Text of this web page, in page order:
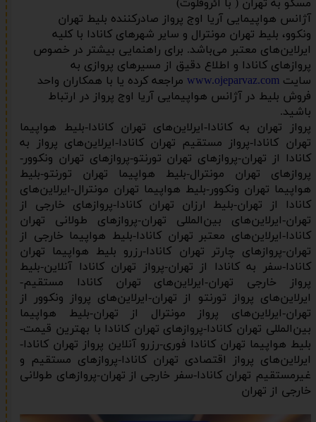
مسکو به تهران ( با آئروفلوت)
آژانس هواپیمایی آریا اوج پرواز صادرکننده بلیط تهران
ونکوو، بلیط تهران مونترال و سایر شهرهای کانادا با کلیه
ایرلاین‌های معتبر می‌باشد. برای راهنمایی بیشتر در خصوص
پروازهای کانادا و اطلاع دقیق از مسیرهای پروازی به
سایتwww.ojeparvaz.com مراجعه کرده یا با همکاران واحد
فروش بلیط در آژانس هواپیمایی آریا اوج پرواز در ارتباط
باشید.
پرواز تهران به کانادا-ایرلاین‌های تهران کانادا-بلیط هواپیما
تهران کانادا-پرواز مستقیم تهران کانادا-ایرلاین‌های پرواز به
کانادا از تهران-پروازهای تهران تورنتو-پروازهای تهران ونکوور-
پروازهای تهران مونترال-بلیط هواپیما تهران تورنتو-بلیط
هواپیما تهران ونکوور-بلیط هواپیما تهران مونترال-ایرلاین‌های
کانادا از تهران-بلیط ارزان تهران کانادا-پروازهای خارجی از
تهران-ایرلاین‌های بین‌المللی تهران-پروازهای طولانی تهران
کانادا-ایرلاین‌های معتبر تهران کانادا-بلیط هواپیما خارجی از
تهران-پروازهای چارتر تهران کانادا-رزرو بلیط هواپیما تهران
کانادا-سفر به کانادا از تهران-پرواز تهران کانادا آنلاین-بلیط
پرواز خارجی تهران-ایرلاین‌های تهران کانادا مستقیم-
ایرلاین‌های پرواز تورنتو از تهران-ایرلاین‌های پرواز ونکوور از
تهران-ایرلاین‌های پرواز مونترال از تهران-بلیط هواپیما
بین‌المللی تهران کانادا-پروازهای تهران کانادا با بهترین قیمت-
بلیط هواپیما تهران کانادا فوری-رزرو آنلاین پرواز تهران کانادا-
ایرلاین‌های پرواز اقتصادی تهران کانادا-پروازهای مستقیم و
غیرمستقیم تهران کانادا-سفر خارجی از تهران-پروازهای طولانی
خارجی از تهران